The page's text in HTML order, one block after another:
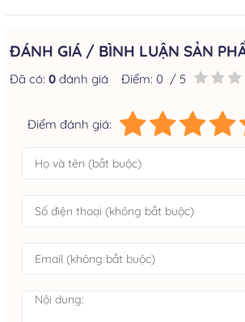
ĐÁNH GIÁ / BÌNH LUẬN SẢN
Đã có: 0 đánh giá Điểm: 0 / 5
Điểm đánh giá: